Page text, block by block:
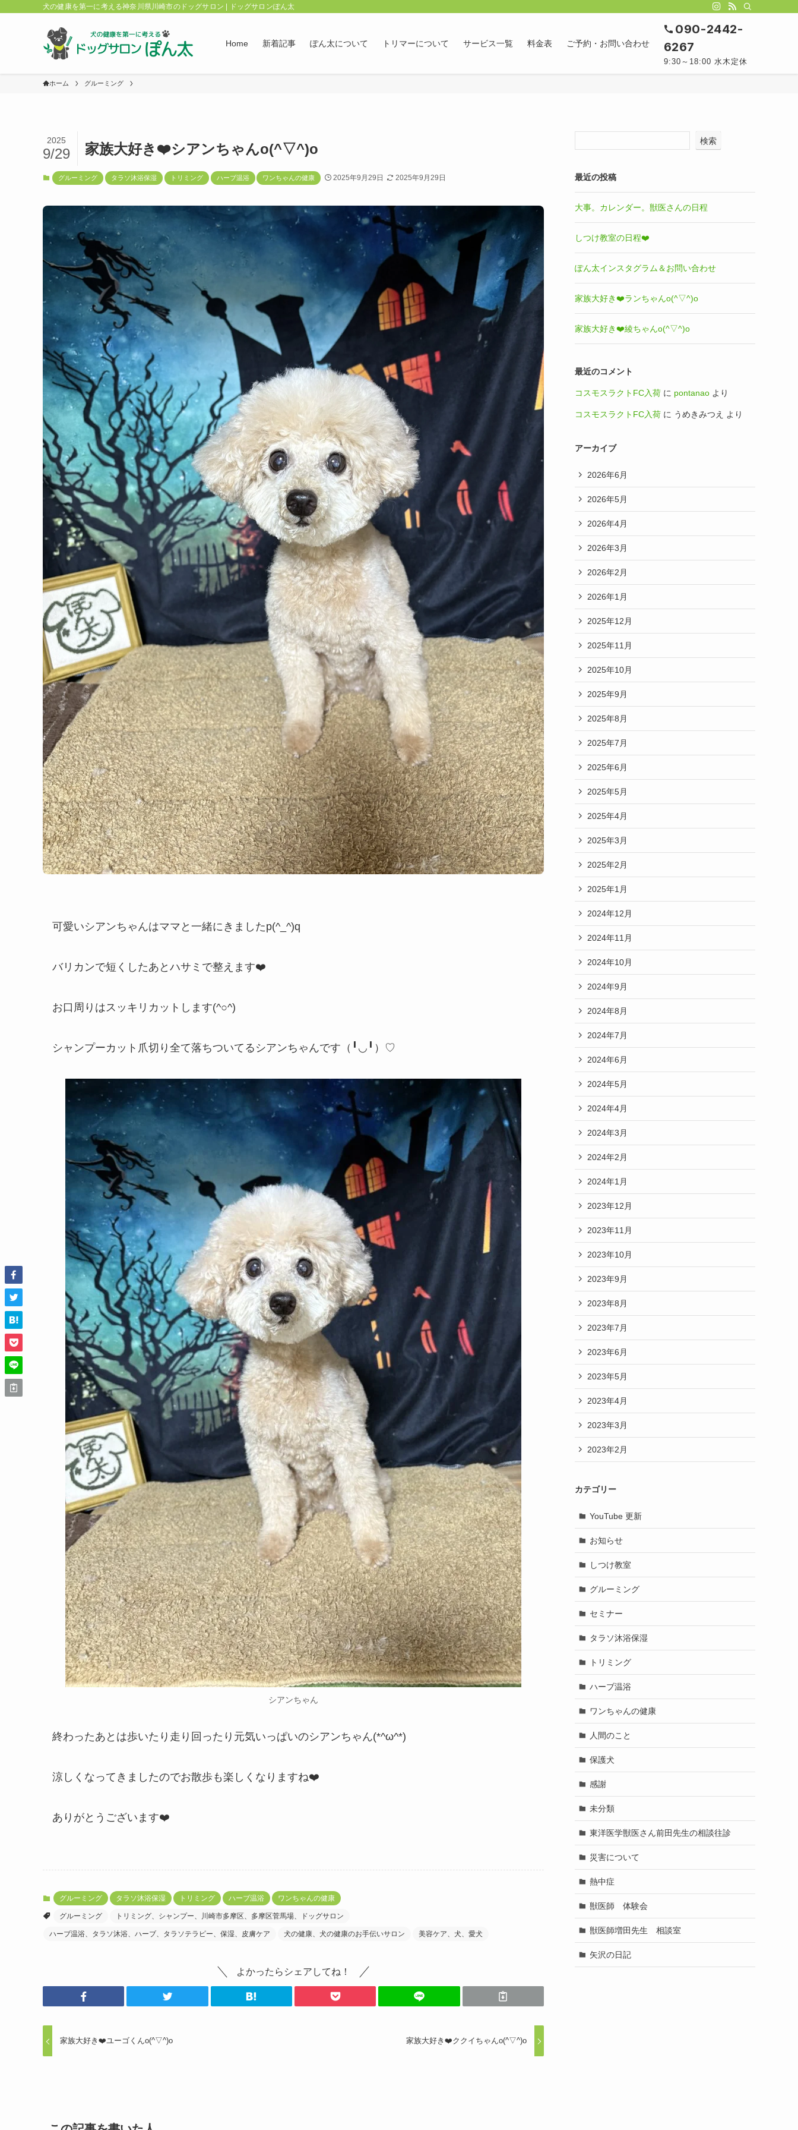
犬の健康を第一に考える神奈川県川崎市のドッグサロン | ドッグサロンぽん太
Home 新着記事 ぽん太について トリマーについて サービス一覧 料金表 ご予約・お問い合わせ
090-2442-
6267
9:30～18:00 水木定休
ホーム グルーミング
家族大好き❤️シアンちゃんo(^▽^)o
2025
9/29
グルーミング タラソ沐浴保湿 トリミング ハーブ温浴 ワンちゃんの健康 2025年9月29日 2025年9月29日
可愛いシアンちゃんはママと一緒にきましたp(^_^)q
バリカンで短くしたあとハサミで整えます❤️
お口周りはスッキリカットします(^○^)
シャンプーカット爪切り全て落ちついてるシアンちゃんです（╹◡╹）♡
シアンちゃん
終わったあとは歩いたり走り回ったり元気いっぱいのシアンちゃん(*^ω^*)
涼しくなってきましたのでお散歩も楽しくなりますね❤️
ありがとうございます❤️
グルーミング タラソ沐浴保湿 トリミング ハーブ温浴 ワンちゃんの健康
グルーミング トリミング、シャンプー、川崎市多摩区、多摩区菅馬場、ドッグサロン
ハーブ温浴、タラソ沐浴、ハーブ、タラソテラピー、保湿、皮膚ケア 犬の健康、犬の健康のお手伝いサロン 美容ケア、犬、愛犬
よかったらシェアしてね！
家族大好き❤️ユーゴくんo(^▽^)o 家族大好き❤️ククイちゃんo(^▽^)o
検索
最近の投稿
大事。カレンダー。獣医さんの日程
しつけ教室の日程❤️
ぽん太インスタグラム＆お問い合わせ
家族大好き❤️ランちゃんo(^▽^)o
家族大好き❤️綾ちゃんo(^▽^)o
最近のコメント
コスモスラクトFC入荷 に pontanao より
コスモスラクトFC入荷 に うめきみつえ より
アーカイブ
2026年6月
2026年5月
2026年4月
2026年3月
2026年2月
2026年1月
2025年12月
2025年11月
2025年10月
2025年9月
2025年8月
2025年7月
2025年6月
2025年5月
2025年4月
2025年3月
2025年2月
2025年1月
2024年12月
2024年11月
2024年10月
2024年9月
2024年8月
2024年7月
2024年6月
2024年5月
2024年4月
2024年3月
2024年2月
2024年1月
2023年12月
2023年11月
2023年10月
2023年9月
2023年8月
2023年7月
2023年6月
2023年5月
2023年4月
2023年3月
2023年2月
カテゴリー
YouTube 更新
お知らせ
しつけ教室
グルーミング
セミナー
タラソ沐浴保湿
トリミング
ハーブ温浴
ワンちゃんの健康
人間のこと
保護犬
感謝
未分類
東洋医学獣医さん前田先生の相談往診
災害について
熱中症
獣医師 体験会
獣医師増田先生 相談室
矢沢の日記